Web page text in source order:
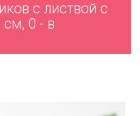
с листвой с
0 - в